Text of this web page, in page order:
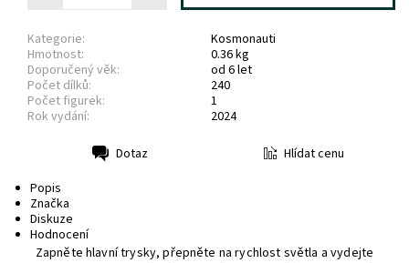
Kategorie:
Kosmonauti
Hmotnost:
0.36 kg
Doporučený věk:
od 6 let
Počet dílků:
240
Počet figurek:
1
Rok vydání:
2024
Dotaz
Hlídat cenu
Popis
Značka
Diskuze
Hodnocení
Zapněte hlavní trysky, přepněte na rychlost světla a vydejte